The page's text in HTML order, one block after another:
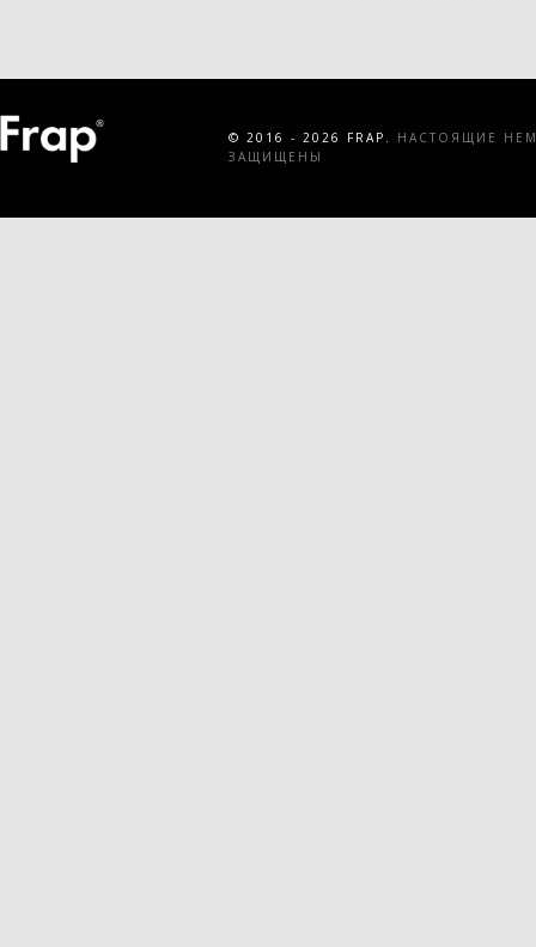
© 2016 - 2026 FRAP.
НАСТОЯЩИЕ
ЗАЩИЩЕНЫ